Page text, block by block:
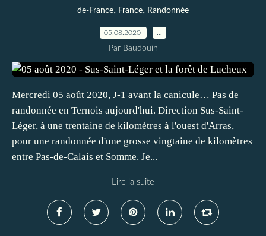
de-France, France, Randonnée
05.08.2020
Par Baudouin
Mercredi 05 août 2020, J-1 avant la canicule… Pas de
randonnée en Ternois aujourd'hui. Direction Sus-Saint-
Léger, à une trentaine de kilomètres à l'ouest d'Arras,
pour une randonnée d'une grosse vingtaine de kilomètres
entre Pas-de-Calais et Somme. Je...
Lire la suite